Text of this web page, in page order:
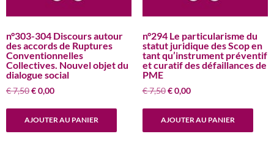
n°303-304 Discours autour
des accords de Ruptures
Conventionnelles
Collectives. Nouvel objet du
dialogue social
€7,50Le
€0,00Le
AJOUTER AU PANIER
n°294 Le particularisme du
statut juridique des Scop en
tant qu’instrument préventif
et curatif des défaillances de
PME
€7,50 Le
€0,00Le
AJOUTER AU PANIER